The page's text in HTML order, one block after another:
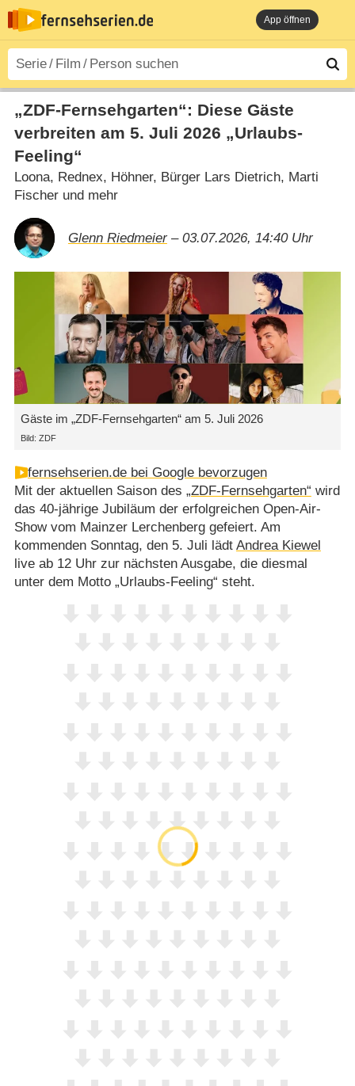
App öffnen
„ZDF-Fernsehgarten“: Diese Gäste
verbreiten am 5. Juli 2026 „Urlaubs-
Feeling“
Loona, Rednex, Höhner, Bürger Lars Dietrich, Marti
Fischer und mehr
Glenn Riedmeier– 03.07.2026, 14:40 Uhr
Gäste im „ZDF-Fernsehgarten“ am 5. Juli 2026
Bild: ZDF
fernsehserien.de bei Google bevorzugen
Mit der aktuellen Saison des „ZDF-Fernsehgarten“ wird
das 40-jährige Jubiläum der erfolgreichen Open-Air-
Show vom Mainzer Lerchenberg gefeiert. Am
kommenden Sonntag, den 5. Juli lädt Andrea Kiewel
live ab 12 Uhr zur nächsten Ausgabe, die diesmal
unter dem Motto „Urlaubs-Feeling“ steht.